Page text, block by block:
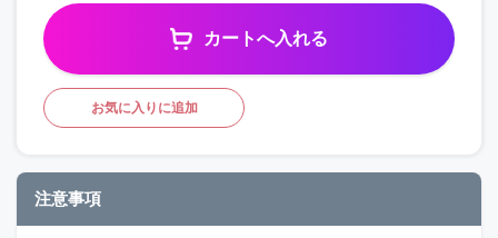
カートへ入れる
お気に入りに追加
注意事項